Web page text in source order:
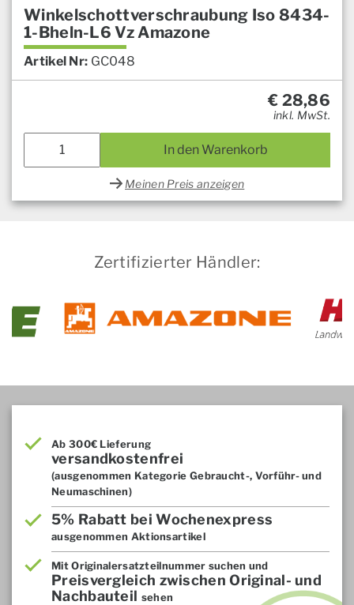
Winkelschottverschraubung Iso 8434-
1-Bheln-L6 Vz Amazone
Artikel Nr: GC048
€ 28,86
inkl. MwSt.
In den Warenkorb
Meinen Preis anzeigen
Zertifizierter Händler:
Ab 300€ Lieferung
versandkostenfrei
(ausgenommen Kategorie Gebraucht-, Vorführ- und
Neumaschinen)
5% Rabatt bei Wochenexpress
ausgenommen Aktionsartikel
Mit Originalersatzteilnummer suchen und
Preisvergleich zwischen Original- und
Nachbauteil sehen